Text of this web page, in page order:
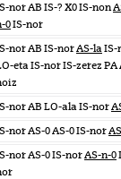
nor AB IS-? X0 IS-non
0IS-nor
nor AB IS-norAS-laIS-
eta IS-nor IS-zerez PA
nor AB LO-ala IS-nor
nor AS-0 AS-0 IS-nor
nor AS-0 IS-norAS-n-0